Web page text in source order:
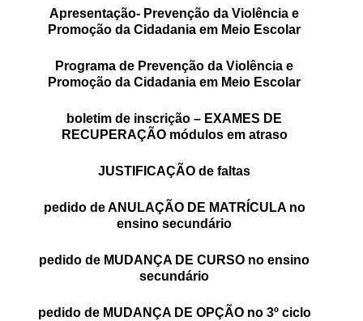
@parlamentodosjovens_esaq
@esaq.erasmus
@oficina.do.largo
PROFESSORES
Apresentação- Prevenção da Violência e
Promoção da Cidadania em Meio Escolar
Programa de Prevenção da Violência e
Promoção da Cidadania em Meio Escolar
boletim de inscrição – EXAMES DE
RECUPERAÇÃO módulos em atraso
JUSTIFICAÇÃO de faltas
pedido de ANULAÇÃO DE MATRÍCULA no
ensino secundário
pedido de MUDANÇA DE CURSO no ensino
secundário
pedido de MUDANÇA DE OPÇÃO no 3º ciclo